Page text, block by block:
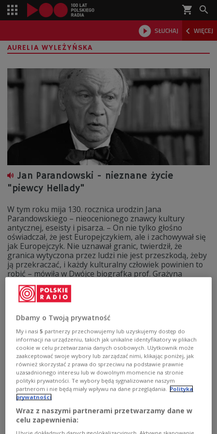
shopping_cart 
 SŁUCHAJ  WIĘCEJ

AURELIA WYLEŻYŃSKA
Jan Parandowski - nieznane życie
"piewcy Hellady"
W tym roku mija 130. rocznica urodzin Jana
Parandowskiego – nieocenionego znawcy kultury
antycznej, eseisty i pisarza. – On nie tylko głośno
oświadczał, że jest Europejczykiem, ale i zachowywał się
jak Europejczyk. Nie uznawał granic, twierdził, że
granica wytyczona przez ludzi nie jest przeszkodą, żeby
ją przekraczać, i każdy kulturalny człowiek powinien to
robić – mówiła w Dwójce biografka prof. Grażyna
Pawlak.
Zobacz więcej na temat:
Jan Parandowski KULTURA
Dbamy o Twoją prywatność
My i nasi5 partnerzy przechowujemy lub uzyskujemy dostęp do
informacji na urządzeniu, takich jak unikalne identyfikatory w plikach
cookie w celu przetwarzania danych osobowych. Użytkownik może
zaakceptować swoje wybory lub zarządzać nimi, klikając poniżej, jak
również skorzystać z prawa do sprzeciwu na podstawie prawnie
uzasadnionego interesu lub w dowolnym momencie na stronie
polityki prywatności. Te wybory będą sygnalizowane naszym
partnerom i nie będą miały wpływu na dane przeglądania.
Polityka
prywatności
Wraz z naszymi partnerami przetwarzamy dane w
celu zapewnienia: